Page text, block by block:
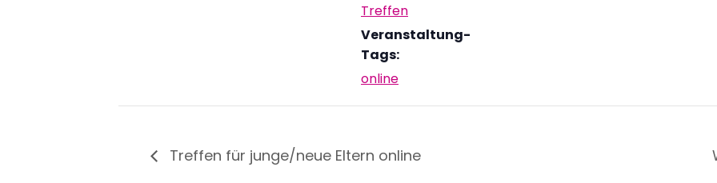
Treffen
Veranstaltung-
Tags:
online
Treffen für junge/neue Eltern online